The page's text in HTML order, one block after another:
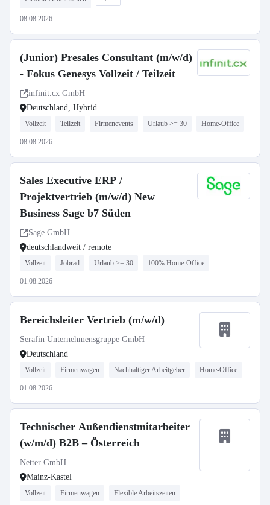
08.08.2026
(Junior) Presales Consultant (m/w/d)
- Fokus Genesys Vollzeit / Teilzeit
infinit.cx GmbH
Deutschland, Hybrid
Vollzeit Teilzeit Firmenevents Urlaub >= 30 Home-Office
08.08.2026
Sales Executive ERP /
Projektvertrieb (m/w/d) New
Business Sage b7 Süden
Sage GmbH
deutschlandweit / remote
Vollzeit Jobrad Urlaub >= 30 100% Home-Office
01.08.2026
Bereichsleiter Vertrieb (m/w/d)
Serafin Unternehmensgruppe GmbH
Deutschland
Vollzeit Firmenwagen Nachhaltiger Arbeitgeber Home-Office
01.08.2026
Technischer Außendienstmitarbeiter
(w/m/d) B2B – Österreich
Netter GmbH
Mainz-Kastel
Vollzeit Firmenwagen Flexible Arbeitszeiten